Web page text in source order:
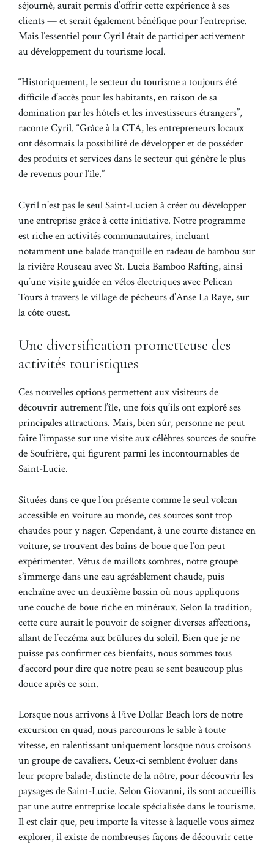
séjourné, aurait permis d’offrir cette expérience à ses
clients — et serait également bénéfique pour l’entreprise.
Mais l’essentiel pour Cyril était de participer activement
au développement du tourisme local.
“Historiquement, le secteur du tourisme a toujours été
difficile d’accès pour les habitants, en raison de sa
domination par les hôtels et les investisseurs étrangers”,
raconte Cyril. “Grâce à la CTA, les entrepreneurs locaux
ont désormais la possibilité de développer et de posséder
des produits et services dans le secteur qui génère le plus
de revenus pour l’île.”
Cyril n’est pas le seul Saint-Lucien à créer ou développer
une entreprise grâce à cette initiative. Notre programme
est riche en activités communautaires, incluant
notamment une balade tranquille en radeau de bambou sur
la rivière Rouseau avec St. Lucia Bamboo Rafting, ainsi
qu’une visite guidée en vélos électriques avec Pelican
Tours à travers le village de pêcheurs d’Anse La Raye, sur
la côte ouest.
Une diversification prometteuse des
activités touristiques
Ces nouvelles options permettent aux visiteurs de
découvrir autrement l’île, une fois qu’ils ont exploré ses
principales attractions. Mais, bien sûr, personne ne peut
faire l’impasse sur une visite aux célèbres sources de soufre
de Soufrière, qui figurent parmi les incontournables de
Saint-Lucie.
Situées dans ce que l’on présente comme le seul volcan
accessible en voiture au monde, ces sources sont trop
chaudes pour y nager. Cependant, à une courte distance en
voiture, se trouvent des bains de boue que l’on peut
expérimenter. Vêtus de maillots sombres, notre groupe
s’immerge dans une eau agréablement chaude, puis
enchaîne avec un deuxième bassin où nous appliquons
une couche de boue riche en minéraux. Selon la tradition,
cette cure aurait le pouvoir de soigner diverses affections,
allant de l’eczéma aux brûlures du soleil. Bien que je ne
puisse pas confirmer ces bienfaits, nous sommes tous
d’accord pour dire que notre peau se sent beaucoup plus
douce après ce soin.
Lorsque nous arrivons à Five Dollar Beach lors de notre
excursion en quad, nous parcourons le sable à toute
vitesse, en ralentissant uniquement lorsque nous croisons
un groupe de cavaliers. Ceux-ci semblent évoluer dans
leur propre balade, distincte de la nôtre, pour découvrir les
paysages de Saint-Lucie. Selon Giovanni, ils sont accueillis
par une autre entreprise locale spécialisée dans le tourisme.
Il est clair que, peu importe la vitesse à laquelle vous aimez
explorer, il existe de nombreuses façons de découvrir cette